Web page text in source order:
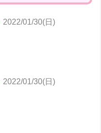
2022/01/30(日)
2022/01/30(日)